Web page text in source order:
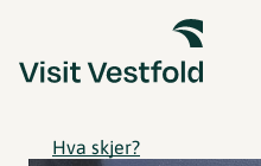
Hva skjer?